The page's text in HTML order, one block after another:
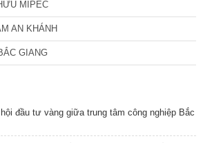
MIPEC
AN KHÁNH
GIANG
đầu tư vàng giữa trung tâm công nghiệp Bắc